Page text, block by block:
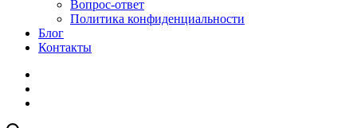
Вопрос-ответ
Политика конфиденциальности
Блог
Контакты